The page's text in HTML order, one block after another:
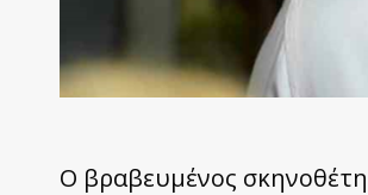
Ο βραβευμένος